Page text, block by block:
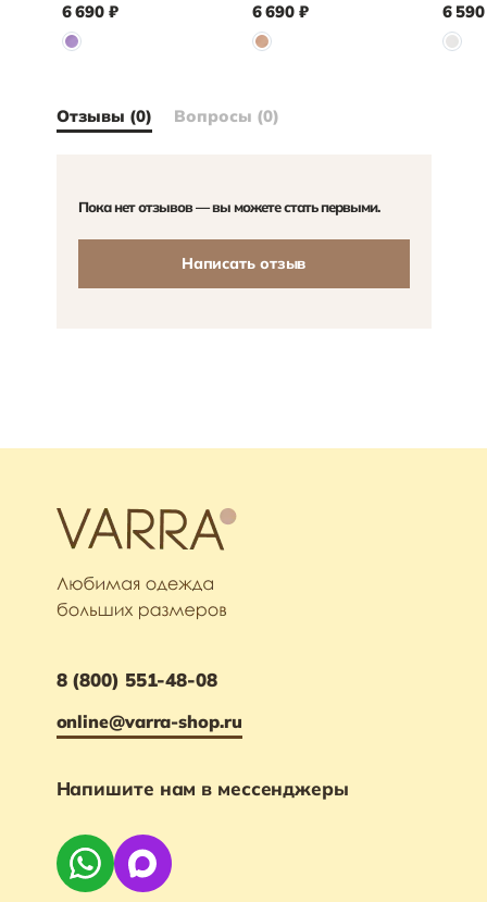
6 690 ₽ 6 690 ₽ 6 590
Отзывы (0) Вопросы (0)
Пока нет отзывов — вы можете стать первыми.
Написать отзыв
8 (800) 551-48-08
online@varra-shop.ru
Напишите нам в мессенджеры